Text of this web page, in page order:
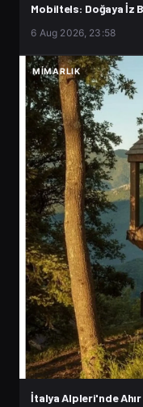
Mobiltels: Doğaya İz
6 Aug 2026, 23:58
MIMARLIK
İtalya Alpleri'nde Ahır